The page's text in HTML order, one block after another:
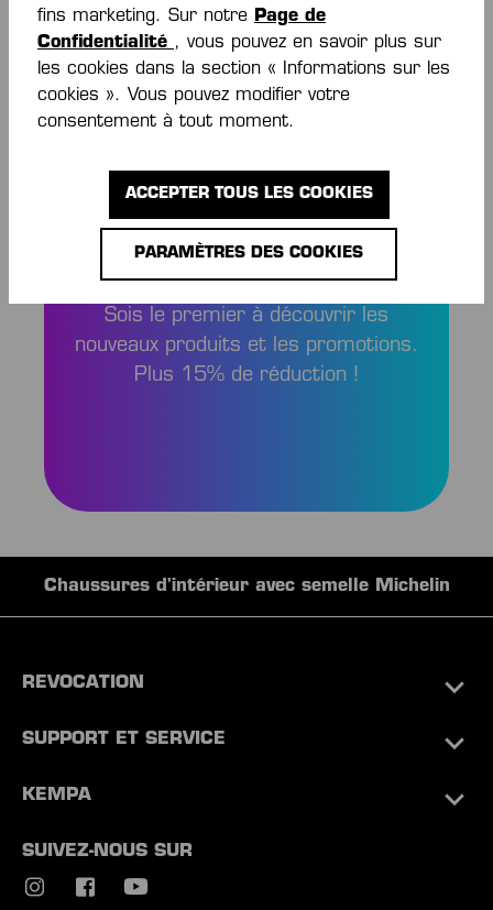
Évaluations
STAY INFORMED
AND SAVE MONEY!
Sois le premier à découvrir les
nouveaux produits et les promotions.
Plus 15% de réduction !
avec semelle Michelin
REVOCATION
SUPPORT ET SERVICE
KEMPA
SUIVEZ-NOUS SUR
fins marketing. Sur notre
Page de
Confidentialité , vous pouvez en savoir plus sur
les cookies dans la section « Informations sur les
cookies ». Vous pouvez modifier votre
consentement à tout moment.
PARAMÈTRES DES COOKIES
ACCEPTER TOUS LES COOKIES